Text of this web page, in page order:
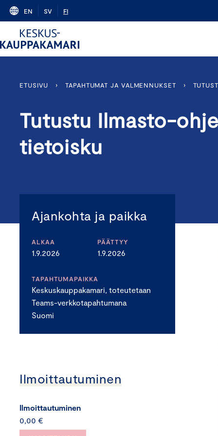
Skip
content
EN SV FI
ETUSIVU › TAPAHTUMAT JA VALMENNUKSET ›
Tutustu Ilmasto-
tietoisku
Ajankohta ja paikka
ALKAA
1.9.2026
PÄÄTTYY
1.9.2026
TAPAHTUMAPAIKKA
Keskuskauppakamari, toteutetaan
Teams-verkkotapahtumana
Suomi
Ilmoittautuminen
Ilmoittautuminen
0,00 €